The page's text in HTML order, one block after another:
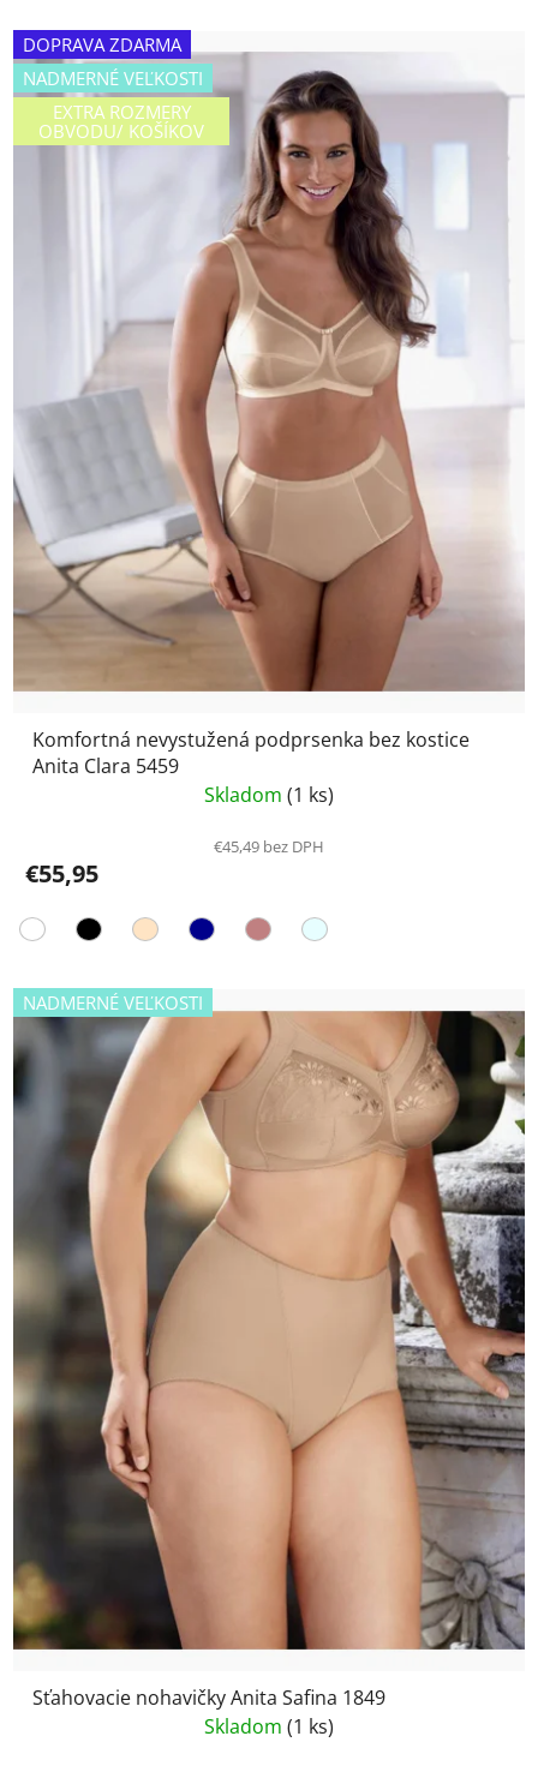
DOPRAVA ZDARMA
NADMERNÉ VEĽKOSTI
EXTRA ROZMERY
OBVODU/ KOŠÍKOV
Komfortná nevystužená podprsenka bez kostice
Anita Clara 5459
Skladom (1 ks)
€45,49 bez DPH
€55,95
NADMERNÉ VEĽKOSTI
Sťahovacie nohavičky Anita Safina 1849
Skladom (1 ks)